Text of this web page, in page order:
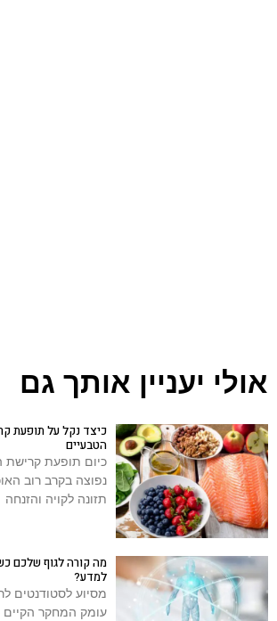
אולי יעניין אותך גם
כיצד נקל על תופעת
הטבעיים
כיום תופעת קרישת
נפוצה בקרב רוב
תזונה לקויה והזנחה
מה קורה לגוף שלכם
למדע?
מסיוע לסטודנטים
עומק המחקר הקיים